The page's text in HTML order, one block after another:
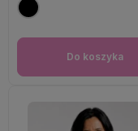
Do koszyka